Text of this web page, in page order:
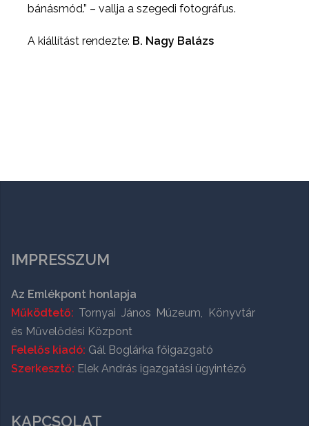
bánásmód.” – vallja a szegedi fotográfus.
A kiállítást rendezte: B. Nagy Balázs
IMPRESSZUM
Az Emlékpont honlapja
Működtető: Tornyai János Múzeum, Könyvtár
és Művelődési Központ
Felelős kiadó: Gál Boglárka főigazgató
Szerkesztő: Elek András igazgatási ügyintéző
KAPCSOLAT